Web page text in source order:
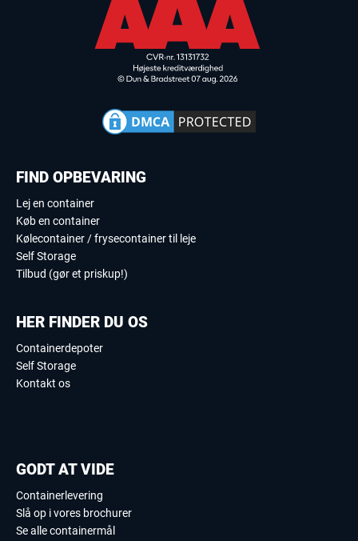
FIND OPBEVARING
Lej en container
Køb en container
Kølecontainer / frysecontainer til leje
Self Storage
Tilbud (gør et priskup!)
HER FINDER DU OS
Containerdepoter
Self Storage
Kontakt os
GODT AT VIDE
Containerlevering
Slå op i vores brochurer
Se alle containermål